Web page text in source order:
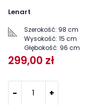
Lenart
Szerokość: 98 cm
Wysokość: 15 cm
Głębokość: 96 cm
299,00 zł
- +